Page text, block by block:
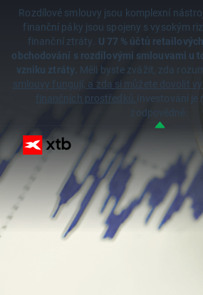
Rozdílové smlouvy jsou komplexní
finanční páky jsou spojeny s vysokým
finanční ztráty. U 77 % účtů
obchodování s rozdílovými smlouvami u
vzniku ztráty. Měli byste zvážit, zda
smlouvy fungují, a zda si můžete dovolit
finančních prostředků. Investování
zodpovědně.